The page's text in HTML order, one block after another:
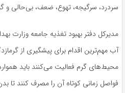
سردرد، سرگیجه، تهوع، ضعف، بی‌حالی و
مدیرکل دفتر بهبود تغذیه جامعه وزارت
آب مهم‌ترین اقدام برای پیشگیری از
محیط‌های گرم فعالیت می‌کنند باید
فواصل زمانی کوتاه آن را مصرف کنند تا